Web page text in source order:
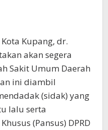
Kupang, dr.
akan segera
Sakit Umum Daerah
ini diambil
(sidak) yang
lalu serta
(Pansus) DPRD